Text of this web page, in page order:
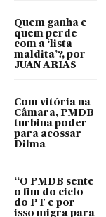
Quem ganha e
quem perde
com a ‘lista
maldita’?, por
JUAN ARIAS
Com vitória na
Câmara, PMDB
turbina poder
para acossar
Dilma
“O PMDB sente
o fim do ciclo
do PT e por
isso migra para